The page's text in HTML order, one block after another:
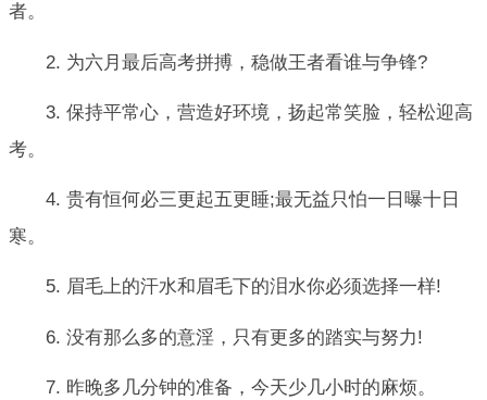
者。
2. 为六月最后高考拼搏，稳做王者看谁与争锋?
3. 保持平常心，营造好环境，扬起常笑脸，轻松迎高
考。
4. 贵有恒何必三更起五更睡;最无益只怕一日曝十日
寒。
5. 眉毛上的汗水和眉毛下的泪水你必须选择一样!
6. 没有那么多的意淫，只有更多的踏实与努力!
7. 昨晚多几分钟的准备，今天少几小时的麻烦。